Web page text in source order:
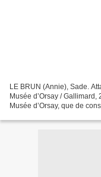
LE BRUN (Annie), Sade.
Musée d’Orsay /
Musée d’Orsay, que de